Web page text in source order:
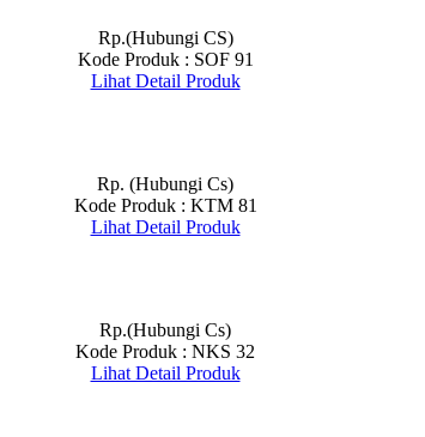
Rp.(Hubungi CS)
Kode Produk : SOF 91
Lihat Detail Produk
Rp. (Hubungi Cs)
Kode Produk : KTM 81
Lihat Detail Produk
Rp.(Hubungi Cs)
Kode Produk : NKS 32
Lihat Detail Produk